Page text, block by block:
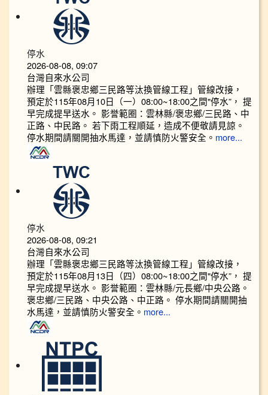
停水
2026-08-08, 09:07
台灣自來水公司
辦理「雲縣褒忠鄉三民路等汰換管線工程」管線改接，
預定於115年08月10日（一）08:00~18:00之間"停水”， 提
早完成提早送水。 影誉範圈：雲林縣/褒忠鄉/三民路、中
正路、中民路。 若下雨工程順延，造成不便敬請見諒。
停水期間請關開抽水馬達，並請慎防火警安全。 more...
停水
2026-08-08, 09:21
台灣自來水公司
辦理「雲縣褒忠鄉三民路等汰換管線工程」管線改接，
預定於115年08月13日（四）08:00~18:00之間"停水”， 提
早完成提早送水。 影誉範圈：雲林縣/元長鄉/中央公路。
褒忠鄉/三民路、中央公路、中正路。 停水期間請關開抽
水馬達，並請慎防火警安全。 more...